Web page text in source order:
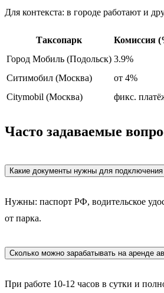
Для контекста: в городе работают и
Таксопарк Комиссия
Город Мобиль (Подольск) 3.9%
Ситимобил (Москва)
от 4%
Citymobil (Москва)
фикс.
Часто задаваемые
Какие документы нужны для
Нужны: паспорт РФ, водительское
от парка.
Сколько можно зарабатывать на аренде
При работе 10-12 часов в сутки и